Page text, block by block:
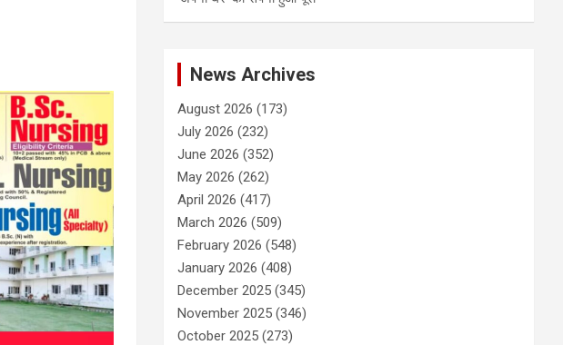
News Archives
August 2026 (173)
July 2026 (232)
June 2026 (352)
May 2026 (262)
April 2026 (417)
March 2026 (509)
February 2026 (548)
January 2026 (408)
December 2025 (345)
November 2025 (346)
October 2025 (273)